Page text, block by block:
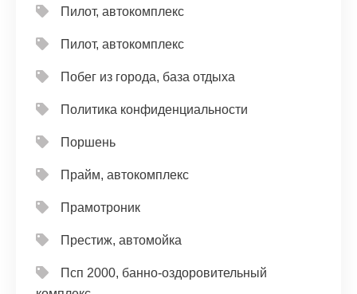
Пилот, автокомплекс
Пилот, автокомплекс
Побег из города, база отдыха
Политика конфиденциальности
Поршень
Прайм, автокомплекс
Прамотроник
Престиж, автомойка
Псп 2000, банно-оздоровительный